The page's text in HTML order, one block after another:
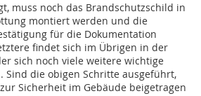
muss noch das Brandschutzschild in
montiert werden und die
für die Dokumentation
findet sich im Übrigen in der
sich noch viele weitere wichtige
Sind die obigen Schritte ausgeführt,
Sicherheit im Gebäude beigetragen